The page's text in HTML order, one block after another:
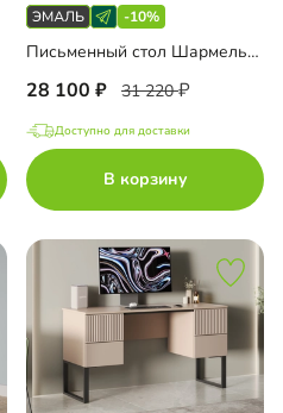
-10%
Письменный стол Шармель-2 Лайф Эмаль
28 100 31 220
Доступно для доставки
В корзину